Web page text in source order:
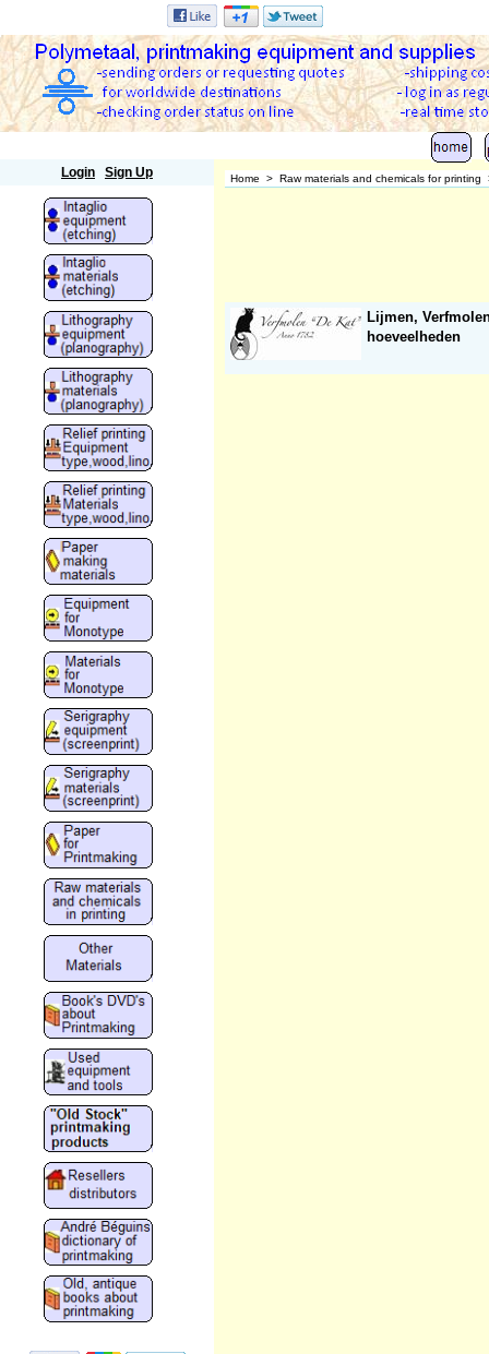
Login Sign Up Home > Raw materials and chemicals for printing
Lijmen,
hoeveelheden